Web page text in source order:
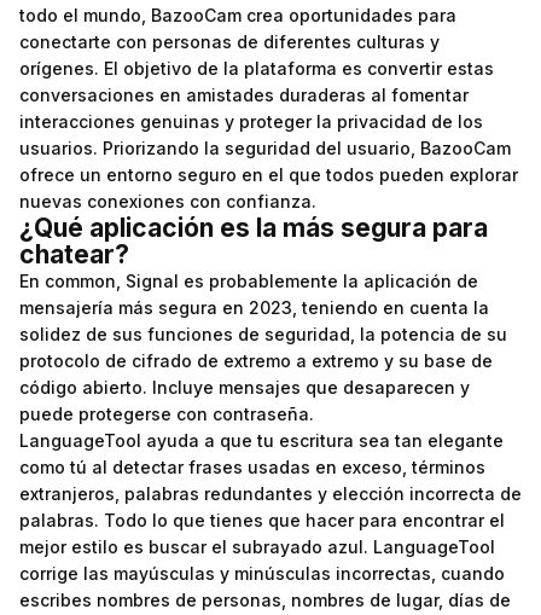
todo el mundo, BazooCam crea oportunidades para
conectarte con personas de diferentes culturas y
orígenes. El objetivo de la plataforma es convertir estas
conversaciones en amistades duraderas al fomentar
interacciones genuinas y proteger la privacidad de los
usuarios. Priorizando la seguridad del usuario, BazooCam
ofrece un entorno seguro en el que todos pueden explorar
nuevas conexiones con confianza.
¿Qué aplicación es la más segura para
chatear?
En common, Signal es probablemente la aplicación de
mensajería más segura en 2023, teniendo en cuenta la
solidez de sus funciones de seguridad, la potencia de su
protocolo de cifrado de extremo a extremo y su base de
código abierto. Incluye mensajes que desaparecen y
puede protegerse con contraseña.
LanguageTool ayuda a que tu escritura sea tan elegante
como tú al detectar frases usadas en exceso, términos
extranjeros, palabras redundantes y elección incorrecta de
palabras. Todo lo que tienes que hacer para encontrar el
mejor estilo es buscar el subrayado azul. LanguageTool
corrige las mayúsculas y minúsculas incorrectas, cuando
escribes nombres de personas, nombres de lugar, días de